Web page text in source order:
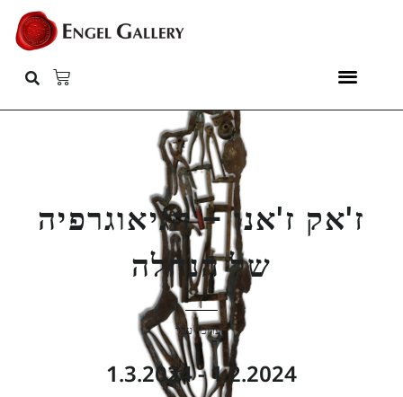
ז'אק ז'אנו – הגיאוגרפיה
של הנחלה
תערוכת עבר
1.2.2024 - 1.3.2024